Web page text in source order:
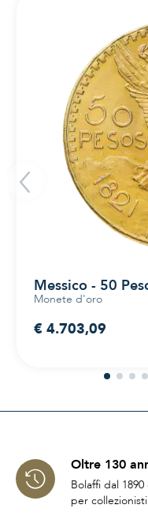
Messico - 50
Monete d'oro
€ 4.703,09
Oltre 130
Bolaffi dal
per